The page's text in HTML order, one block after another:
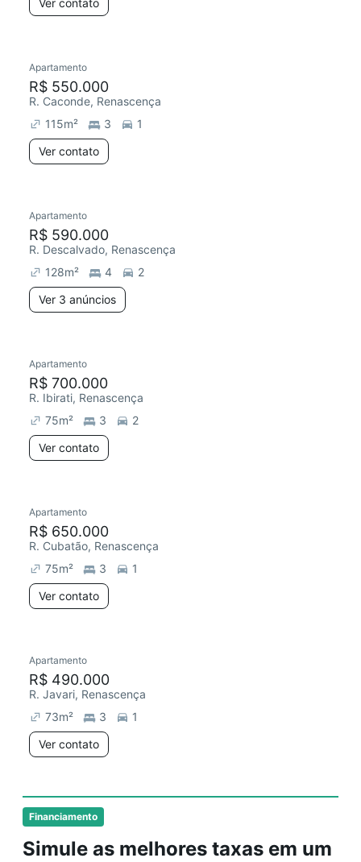
Financiamento
Simule as melhores taxas em um
Ver contato
Apartamento
R$ 550.000
R. Caconde, Renascença
115m² 3
1
Ver contato
Apartamento
R$ 590.000
R. Descalvado, Renascença
128m² 4
2
Ver 3 anúncios
Apartamento
R$ 700.000
R. Ibirati, Renascença
75m² 3
2
Ver contato
Apartamento
R$ 650.000
R. Cubatão, Renascença
75m² 3
1
Ver contato
Apartamento
R$ 490.000
R. Javari, Renascença
73m² 3
1
Ver contato